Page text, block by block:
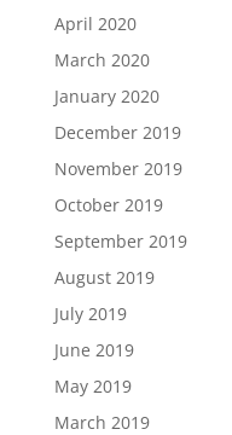
April 2020
March 2020
January 2020
December 2019
November 2019
October 2019
September 2019
August 2019
July 2019
June 2019
May 2019
March 2019